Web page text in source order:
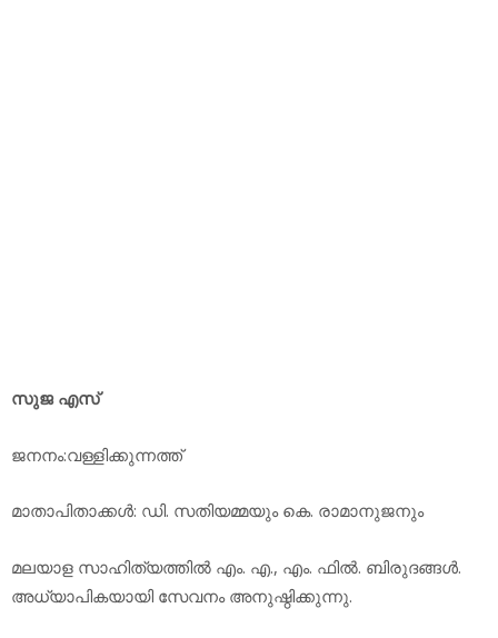
സുജ എസ്
ജനനം:വള്ളിക്കുന്നത്ത്
മാതാപിതാക്കള്‍: ഡി. സതിയമ്മയും കെ. രാമാനുജനും
മലയാള സാഹിത്യത്തില്‍ എം. എ., എം. ഫില്‍. ബിരുദങ്ങള്‍.
അധ്യാപികയായി സേവനം അനുഷ്ഠിക്കുന്നു.